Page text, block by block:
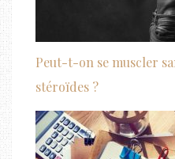
Peut-t-on se muscler
stéroïdes ?